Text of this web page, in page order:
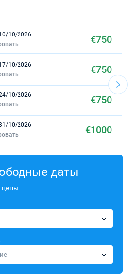
10/2026 €750
10/2026 €750
10/2026 €750
10/2026 €1000
11/2026
11/2026
11/2026 €1000
11/2026
даты
цены